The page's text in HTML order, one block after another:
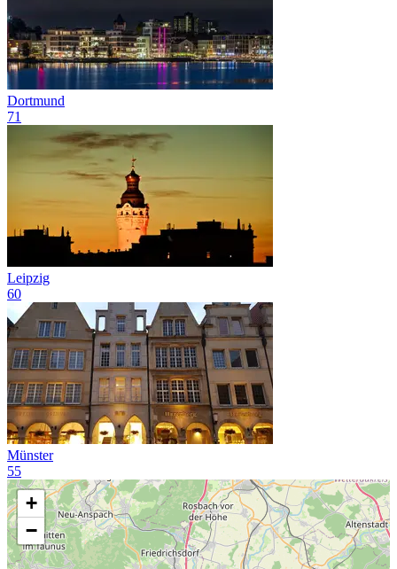
Dortmund
71
Leipzig
60
Münster
55
+
−